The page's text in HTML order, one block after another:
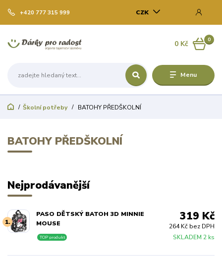
Menu
CZK
+420 777 315 999
0
0 Kč
Školní potřeby BATOHY PŘEDŠKOLNÍ
BATOHY PŘEDŠKOLNÍ
Nejprodávanější
1.
PASO DĚTSKÝ BATOH 3D MINNIE
MOUSE
SKLADEM 2 ks
TOP produkt
319 Kč
264 Kč bez DPH